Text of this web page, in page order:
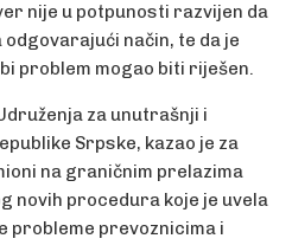
nije u potpunosti razvijen da
način, te da je
problem mogao biti riješen.
za unutrašnji i
Srpske, kazao je za
na graničnim prelazima
novih procedura koje je uvela
probleme prevoznicima i